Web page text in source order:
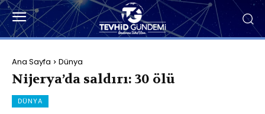
Ana Sayfa Dünya
Nijerya’da saldırı: 30 ölü
DÜNYA